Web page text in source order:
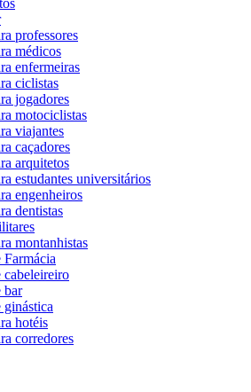
professores
médicos
enfermeiras
ciclistas
jogadores
motociclistas
viajantes
caçadores
arquitetos
estudantes universitários
engenheiros
dentistas
montanhistas
Farmácia
cabeleireiro
bar
ginástica
hotéis
corredores